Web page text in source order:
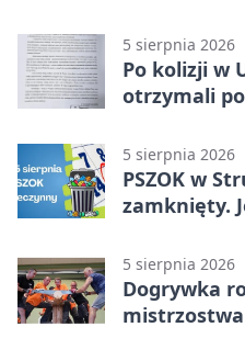
5 sierpnia 2026
Po kolizji w
otrzymali
5 sierpnia 2026
PSZOK w
zamknięty.
5 sierpnia 2026
Dogrywka